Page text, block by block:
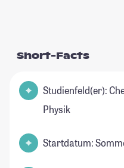
Short-Facts
Studienfeld(er):
Physik
Startdatum: